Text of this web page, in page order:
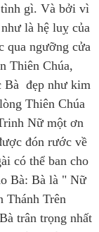
gì. Và bởi vì
là hệ luỵ của
qua ngưỡng cửa
Thiên Chúa,
Bà đẹp như kim
Thiên Chúa
Nữ một ơn
đón rước về
có thể ban cho
Bà: Bà là " Nữ
Thánh Trên
trân trọng nhất